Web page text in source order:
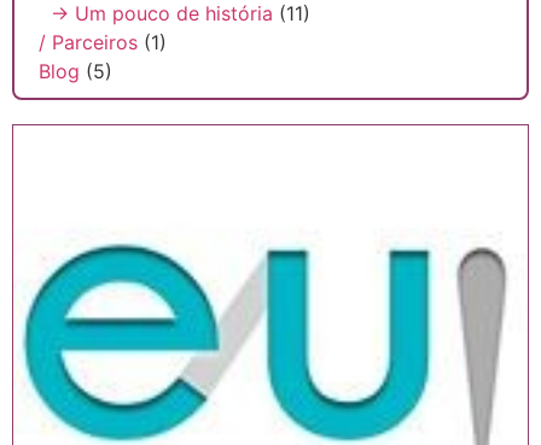
→ Um pouco de história (11)
/ Parceiros (1)
Blog (5)